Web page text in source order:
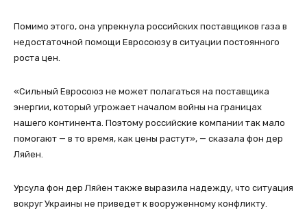
Помимо этого, она упрекнула российских поставщиков газа в
недостаточной помощи Евросоюзу в ситуации постоянного
роста цен.
«Сильный Евросоюз не может полагаться на поставщика
энергии, который угрожает началом войны на границах
нашего континента. Поэтому российские компании так мало
помогают — в то время, как цены растут», — сказала фон дер
Ляйен.
Урсула фон дер Ляйен также выразила надежду, что ситуация
вокруг Украины не приведет к вооруженному конфликту.